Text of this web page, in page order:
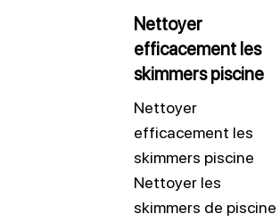
Nettoyer
efficacement les
skimmers piscine
Nettoyer
efficacement les
skimmers piscine
Nettoyer les
skimmers de piscine